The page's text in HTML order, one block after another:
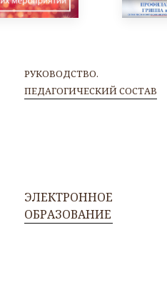
РУКОВОДСТВО.
ПЕДАГОГИЧЕСКИЙ СОСТАВ
ЭЛЕКТРОННОЕ
ОБРАЗОВАНИЕ